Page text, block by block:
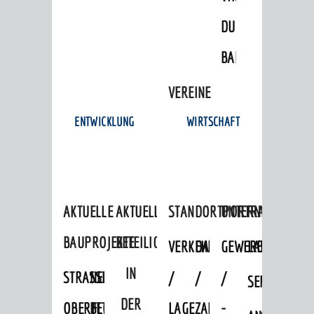
DULGER-
BAD
VEREINE
ENTWICKLUNG
AKTUELLE
BAUPROJEKTE
STRASSENBAUMASSNAHMEN OB
ERFLOCKENBACH
NEUBAU
BETRIEBSGEBÄUDE
AKTUELLE
BETEILIGUNGEN
IN
DER
WIRTSCHAFT
STANDORTPORTRAIT
VERKEHRSANBINDUNG
/
LAGE
DATEN
/
ZAHLEN
UNTERNEHMEN
GEWERBEFLÄCHEN
/
-